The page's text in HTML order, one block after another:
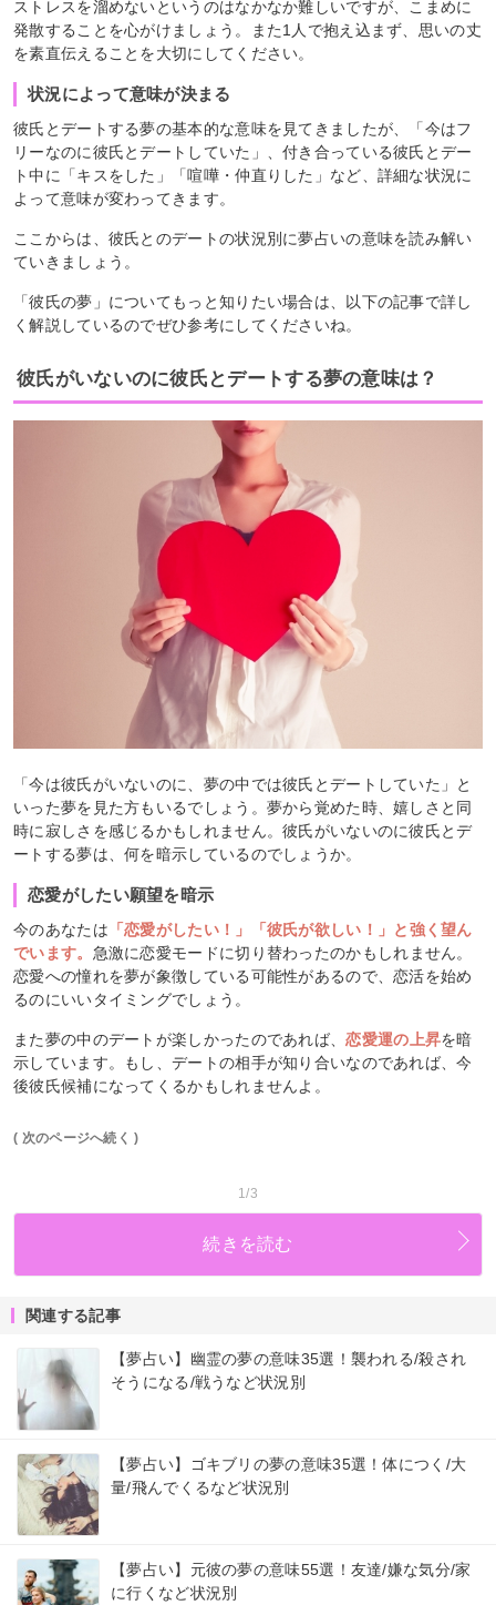
ストレスを溜めないというのはなかなか難しいですが、こまめに
発散することを心がけましょう。また1人で抱え込まず、思いの丈
を素直伝えることを大切にしてください。
状況によって意味が決まる
彼氏とデートする夢の基本的な意味を見てきましたが、「今はフ
リーなのに彼氏とデートしていた」、付き合っている彼氏とデー
ト中に「キスをした」「喧嘩・仲直りした」など、詳細な状況に
よって意味が変わってきます。
ここからは、彼氏とのデートの状況別に夢占いの意味を読み解い
ていきましょう。
「彼氏の夢」についてもっと知りたい場合は、以下の記事で詳し
く解説しているのでぜひ参考にしてくださいね。
彼氏がいないのに彼氏とデートする夢の意味は？
「今は彼氏がいないのに、夢の中では彼氏とデートしていた」と
いった夢を見た方もいるでしょう。夢から覚めた時、嬉しさと同
時に寂しさを感じるかもしれません。彼氏がいないのに彼氏とデ
ートする夢は、何を暗示しているのでしょうか。
恋愛がしたい願望を暗示
今のあなたは 「恋愛がしたい！」「彼氏が欲しい！」と強く望ん
でいます。 急激に恋愛モードに切り替わったのかもしれません。
恋愛への憧れを夢が象徴している可能性があるので、恋活を始め
るのにいいタイミングでしょう。
また夢の中のデートが楽しかったのであれば、恋愛運の上昇を暗
示しています。もし、デートの相手が知り合いなのであれば、今
後彼氏候補になってくるかもしれませんよ。
( 次のページへ続く )
1/3
続きを読む
関連する記事
【夢占い】幽霊の夢の意味35選！襲われる/殺され
そうになる/戦うなど状況別
【夢占い】ゴキブリの夢の意味35選！体につく/大
量/飛んでくるなど状況別
【夢占い】元彼の夢の意味55選！友達/嫌な気分/家
に行くなど状況別